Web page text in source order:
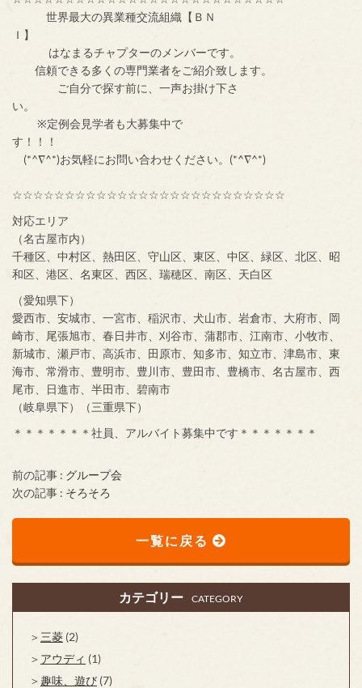
世界最大の異業種交流組織【ＢＮ
Ｉ】
はなまるチャプターのメンバーです。
信頼できる多くの専門業者をご紹介致します。
ご自分で探す前に、一声お掛け下さ
い。
※定例会見学者も大募集中で
す！！！
(*^∇^*)お気軽にお問い合わせください。(*^∇^*)
☆☆☆☆☆☆☆☆☆☆☆☆☆☆☆☆☆☆☆☆☆☆☆☆☆☆
対応エリア
（名古屋市内）
千種区、中村区、熱田区、守山区、東区、中区、緑区、北区、昭
和区、港区、名東区、西区、瑞穂区、南区、天白区
（愛知県下）
愛西市、安城市、一宮市、稲沢市、犬山市、岩倉市、大府市、岡
崎市、尾張旭市、春日井市、刈谷市、蒲郡市、江南市、小牧市、
新城市、瀬戸市、高浜市、田原市、知多市、知立市、津島市、東
海市、常滑市、豊明市、豊川市、豊田市、豊橋市、名古屋市、西
尾市、日進市、半田市、碧南市
（岐阜県下）（三重県下）
＊＊＊＊＊＊＊社員、アルバイト募集中です＊＊＊＊＊＊＊
前の記事 : グループ会
次の記事 : そろそろ
一覧に戻る
カテゴリー CATEGORY
三菱 (2)
アウディ (1)
趣味、遊び (7)